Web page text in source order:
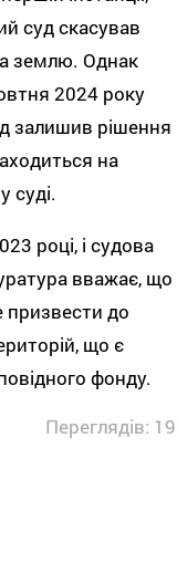
суд скасував
землю. Однак
2024 року
залишив рішення
на
суді.
році, і судова
вважає, що
призвести до
що є
фонду.
Переглядів: